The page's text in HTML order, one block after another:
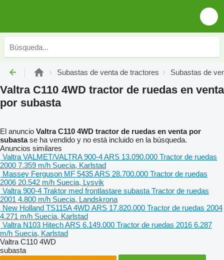
Subastas de venta de tractores Subastas de
Valtra C110 4WD tractor de ruedas en venta
por subasta
El anuncio Valtra C110 4WD tractor de ruedas en venta por
subastase ha vendido y no está incluido en la búsqueda.
Anuncios similares
Valtra VALMET/VALTRA 900-4ARS 13.090.000 Tractor de ruedas
2000 7.359 m/h Suecia, Karlstad
Massey Ferguson MF 5435ARS 28.700.000 Tractor de ruedas
2006 20.542 m/h Suecia, Lysvik
Valtra 900-4 Traktor med frontlastare subasta Tractor de ruedas
2001 4.800 m/h Suecia, Landskrona
New Holland TS115A 4WD ARS 17.820.000 Tractor de ruedas 2004
4.271 m/h Suecia, Karlstad
Valtra N103 HitechARS 6.149.000 Tractor de ruedas 2016 6.287
m/h Suecia, Karlstad
Valtra C110 4WD
subasta